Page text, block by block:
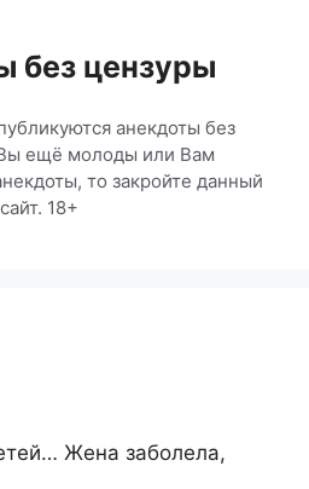
без цензуры
анекдоты без
ещё молоды или Вам
то закройте данный
сайт. 18+
Жена заболела,